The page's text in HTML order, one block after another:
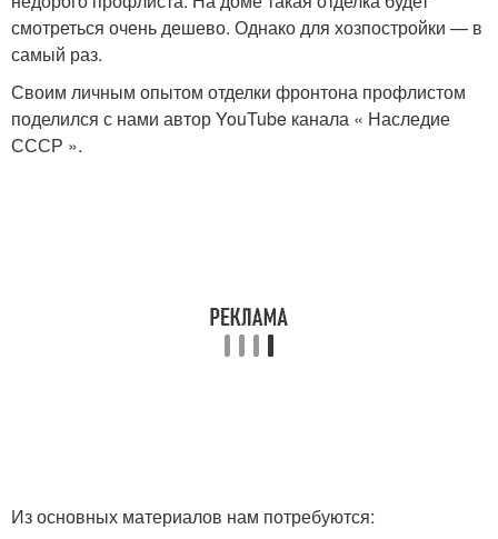
смотреться очень дешево. Однако для хозпостройки — в
самый раз.
Своим личным опытом отделки фронтона профлистом
поделился с нами автор YouTube канала « Наследие
СССР ».
Из основных материалов нам потребуются: